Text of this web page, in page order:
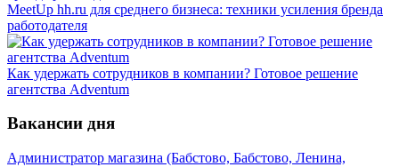
MeetUp hh.ru для среднего бизнеса: техники усиления бренда
работодателя
Как удержать сотрудников в компании? Готовое решение
агентства Adventum
Вакансии дня
Администратор магазина (Бабстово, Бабстово, Ленина,